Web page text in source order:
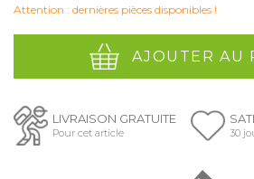
Attention : dernières pièces disponibles !
AJOUTER AU
LIVRAISON GRATUITE
Pour cet article 30